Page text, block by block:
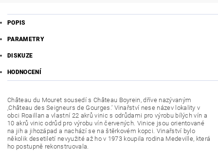
POPIS
PARAMETRY
DISKUZE
HODNOCENÍ
Château du Mouret sousedí s Château Boyrein, dříve nazývaným
‚Château des Seigneurs de Gourges.‘ Vinařství nese název lokality v
obci Roaillan a vlastní 22 akrů vinic s odrůdami pro výrobu bílých vín a
10 akrů vinic odrůd pro výrobu vín červených. Vinice jsou orientované
na jih a jihozápad a nachází se na štěrkovém kopci. Vinařství bylo
několik desetiletí nevyužité až ho v 1973 koupila rodina Medeville, která
ho postupně rekonstruovala.